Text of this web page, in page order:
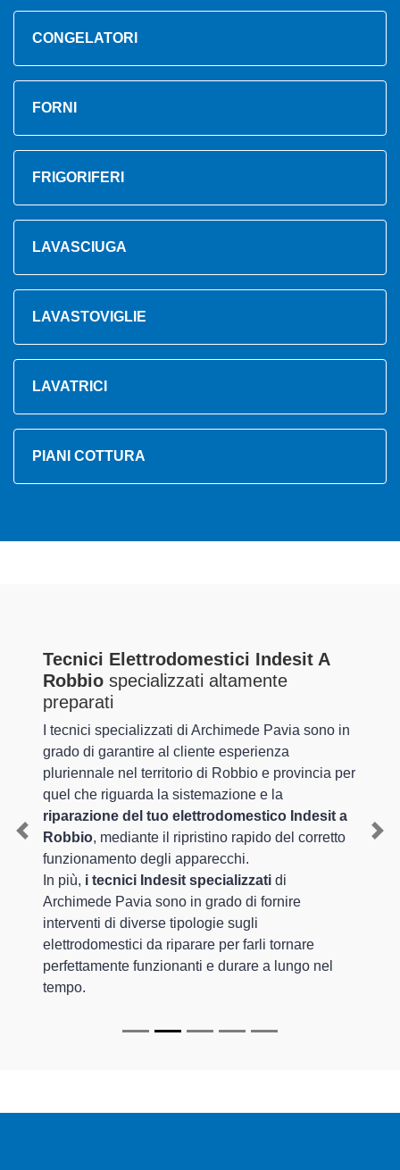
CONGELATORI
FORNI
FRIGORIFERI
LAVASCIUGA
LAVASTOVIGLIE
LAVATRICI
PIANI COTTURA
Tecnici Elettrodomestici Indesit A
Robbio specializzati altamente
preparati
I tecnici specializzati di Archimede Pavia sono in
grado di garantire al cliente esperienza
pluriennale nel territorio di Robbio e provincia per
quel che riguarda la sistemazione e la
riparazione del tuo elettrodomestico Indesit a
Robbio, mediante il ripristino rapido del corretto
funzionamento degli apparecchi.
In più, i tecnici Indesit specializzati di
Archimede Pavia sono in grado di fornire
interventi di diverse tipologie sugli
elettrodomestici da riparare per farli tornare
perfettamente funzionanti e durare a lungo nel
tempo.
Previous